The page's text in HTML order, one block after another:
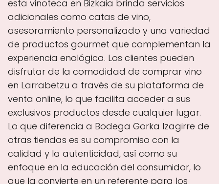
esta vinoteca en Bizkaia brinda servicios
adicionales como catas de vino,
asesoramiento personalizado y una variedad
de productos gourmet que complementan la
experiencia enológica. Los clientes pueden
disfrutar de la comodidad de comprar vino
en Larrabetzu a través de su plataforma de
venta online, lo que facilita acceder a sus
exclusivos productos desde cualquier lugar.
Lo que diferencia a Bodega Gorka Izagirre de
otras tiendas es su compromiso con la
calidad y la autenticidad, así como su
enfoque en la educación del consumidor, lo
que la convierte en un referente para los